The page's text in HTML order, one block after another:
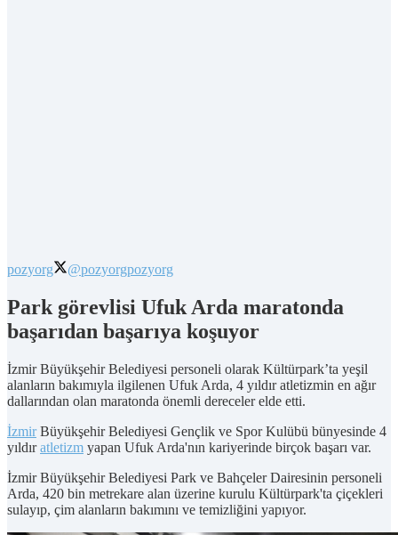
pozyorg @pozyorgpozyorg
Park görevlisi Ufuk Arda maratonda
başarıdan başarıya koşuyor
İzmir Büyükşehir Belediyesi personeli olarak Kültürpark’ta yeşil
alanların bakımıyla ilgilenen Ufuk Arda, 4 yıldır atletizmin en ağır
dallarından olan maratonda önemli dereceler elde etti.
İzmirBüyükşehir Belediyesi Gençlik ve Spor Kulübü bünyesinde 4
yıldıratletizm yapan Ufuk Arda'nın kariyerinde birçok başarı var.
İzmir Büyükşehir Belediyesi Park ve Bahçeler Dairesinin personeli
Arda, 420 bin metrekare alan üzerine kurulu Kültürpark'ta çiçekleri
sulayıp, çim alanların bakımını ve temizliğini yapıyor.